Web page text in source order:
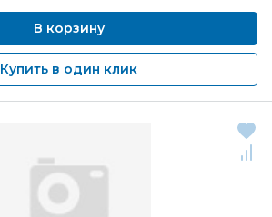
В корзину
Купить в один клик